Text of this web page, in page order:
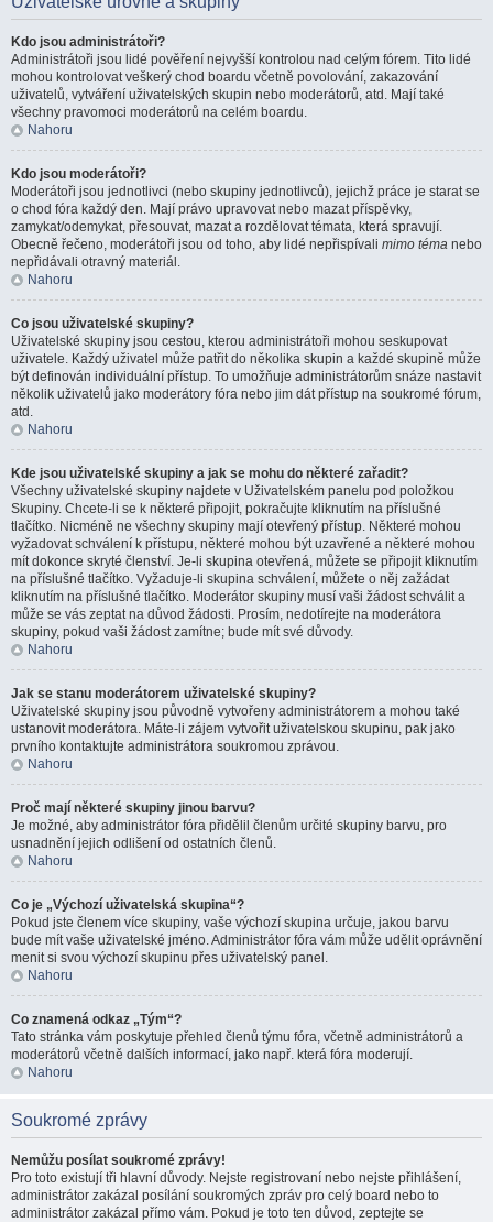
Kdo jsou administrátoři?
Administrátoři jsou lidé pověření nejvyšší kontrolou nad celým fórem. Tito lidé
mohou kontrolovat veškerý chod boardu včetně povolování, zakazování
uživatelů, vytváření uživatelských skupin nebo moderátorů, atd. Mají také
všechny pravomoci moderátorů na celém boardu.
Nahoru
Kdo jsou moderátoři?
Moderátoři jsou jednotlivci (nebo skupiny jednotlivců), jejichž práce je starat se
o chod fóra každý den. Mají právo upravovat nebo mazat příspěvky,
zamykat/odemykat, přesouvat, mazat a rozdělovat témata, která spravují.
Obecně řečeno, moderátoři jsou od toho, aby lidé nepřispívali mimo téma nebo
nepřidávali otravný materiál.
Nahoru
Co jsou uživatelské skupiny?
Uživatelské skupiny jsou cestou, kterou administrátoři mohou seskupovat
uživatele. Každý uživatel může patřit do několika skupin a každé skupině může
být definován individuální přístup. To umožňuje administrátorům snáze nastavit
několik uživatelů jako moderátory fóra nebo jim dát přístup na soukromé fórum,
atd.
Nahoru
Kde jsou uživatelské skupiny a jak se mohu do některé zařadit?
Všechny uživatelské skupiny najdete v Uživatelském panelu pod položkou
Skupiny. Chcete-li se k některé připojit, pokračujte kliknutím na příslušné
tlačítko. Nicméně ne všechny skupiny mají otevřený přístup. Některé mohou
vyžadovat schválení k přístupu, některé mohou být uzavřené a některé mohou
mít dokonce skryté členství. Je-li skupina otevřená, můžete se připojit kliknutím
na příslušné tlačítko. Vyžaduje-li skupina schválení, můžete o něj zažádat
kliknutím na příslušné tlačítko. Moderátor skupiny musí vaši žádost schválit a
může se vás zeptat na důvod žádosti. Prosím, nedotírejte na moderátora
skupiny, pokud vaši žádost zamítne; bude mít své důvody.
Nahoru
Jak se stanu moderátorem uživatelské skupiny?
Uživatelské skupiny jsou původně vytvořeny administrátorem a mohou také
ustanovit moderátora. Máte-li zájem vytvořit uživatelskou skupinu, pak jako
prvního kontaktujte administrátora soukromou zprávou.
Nahoru
Proč mají některé skupiny jinou barvu?
Je možné, aby administrátor fóra přidělil členům určité skupiny barvu, pro
usnadnění jejich odlišení od ostatních členů.
Nahoru
Co je „Výchozí uživatelská skupina“?
Pokud jste členem více skupiny, vaše výchozí skupina určuje, jakou barvu
bude mít vaše uživatelské jméno. Administrátor fóra vám může udělit oprávnění
menit si svou výchozí skupinu přes uživatelský panel.
Nahoru
Co znamená odkaz „Tým“?
Tato stránka vám poskytuje přehled členů týmu fóra, včetně administrátorů a
moderátorů včetně dalších informací, jako např. která fóra moderují.
Nahoru
Soukromé zprávy
Nemůžu posílat soukromé zprávy!
Pro toto existují tři hlavní důvody. Nejste registrovaní nebo nejste přihlášení,
administrátor zakázal posílání soukromých zpráv pro celý board nebo to
administrátor zakázal přímo vám. Pokud je toto ten důvod, zeptejte se